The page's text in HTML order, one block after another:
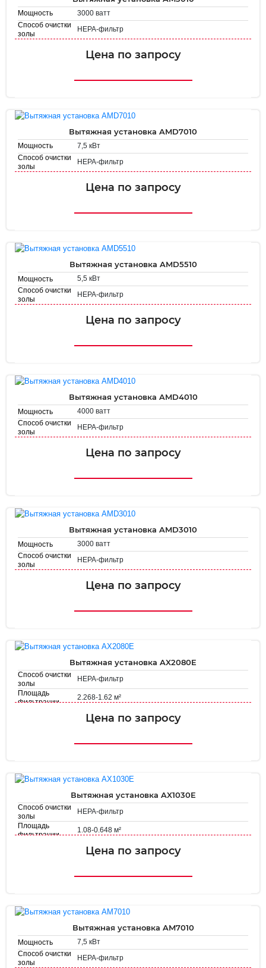
Мощность
3000 ватт
Способ очистки
золы
HEPA-фильтр
Цена по запросу
Вытяжная установка AMD7010
Мощность
7,5 кВт
Способ очистки
золы
HEPA-фильтр
Цена по запросу
Вытяжная установка AMD5510
Мощность
5,5 кВт
Способ очистки
золы
HEPA-фильтр
Цена по запросу
Вытяжная установка AMD4010
Мощность
4000 ватт
Способ очистки
золы
HEPA-фильтр
Цена по запросу
Вытяжная установка AMD3010
Мощность
3000 ватт
Способ очистки
золы
HEPA-фильтр
Цена по запросу
Вытяжная установка AX2080E
Способ очистки
золы
HEPA-фильтр
Площадь
фильтрации
2.268-1.62 м²
Цена по запросу
Вытяжная установка AX1030E
Способ очистки
золы
HEPA-фильтр
Площадь
фильтрации
1.08-0.648 м²
Цена по запросу
Вытяжная установка AM7010
Мощность
7,5 кВт
Способ очистки
золы
HEPA-фильтр